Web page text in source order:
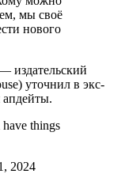
мы своё
нового
издательский
уточнил в экс-
апдейты.
things
2024